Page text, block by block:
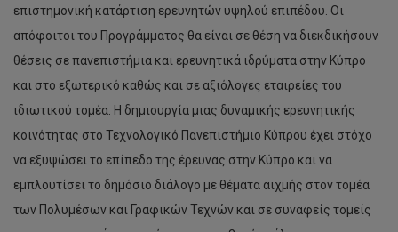
επιστημονική κατάρτιση ερευνητών υψηλού επιπέδου. Οι
απόφοιτοι του Προγράμματος θα είναι σε θέση να διεκδικήσουν
θέσεις σε πανεπιστήμια και ερευνητικά ιδρύματα στην Κύπρο
και στο εξωτερικό καθώς και σε αξιόλογες εταιρείες του
ιδιωτικού τομέα. Η δημιουργία μιας δυναμικής ερευνητικής
κοινότητας στο Τεχνολογικό Πανεπιστήμιο Κύπρου έχει στόχο
να εξυψώσει το επίπεδο της έρευνας στην Κύπρο και να
εμπλουτίσει το δημόσιο διάλογο με θέματα αιχμής στον τομέα
των Πολυμέσων και Γραφικών Τεχνών και σε συναφείς τομείς